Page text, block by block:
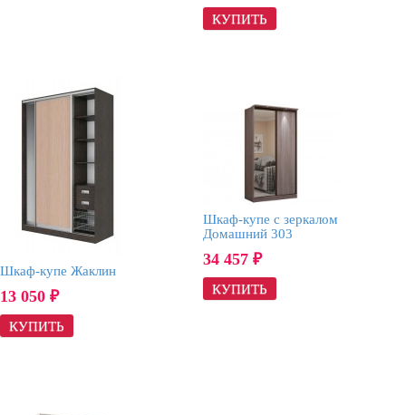
Шкаф-купе Жаклин
13 050 ₽
Шкаф-купе с зеркалом
Домашний 303
34 457 ₽